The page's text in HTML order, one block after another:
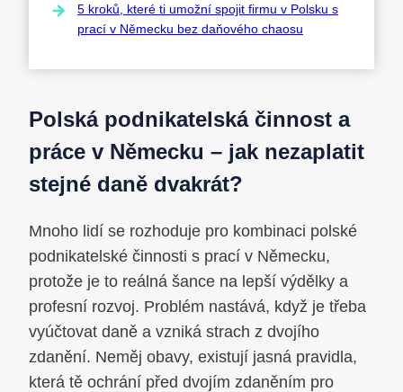
5 kroků, které ti umožní spojit firmu v Polsku s
prací v Německu bez daňového chaosu
Polská podnikatelská činnost a
práce v Německu – jak nezaplatit
stejné daně dvakrát?
Mnoho lidí se rozhoduje pro kombinaci polské
podnikatelské činnosti s prací v Německu,
protože je to reálná šance na lepší výdělky a
profesní rozvoj. Problém nastává, když je třeba
vyúčtovat daně a vzniká strach z dvojího
zdanění. Neměj obavy, existují jasná pravidla,
která tě ochrání před dvojím zdaněním pro